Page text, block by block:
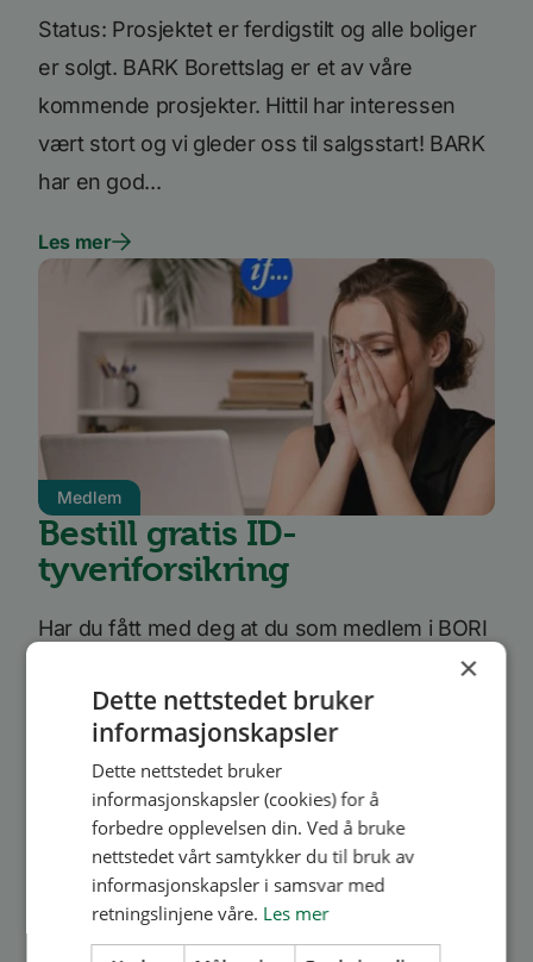
Status: Prosjektet er ferdigstilt og alle boliger
er solgt. BARK Borettslag er et av våre
kommende prosjekter. Hittil har interessen
vært stort og vi gleder oss til salgsstart! BARK
har en god...
Les mer
Medlem
Bestill gratis ID-
tyveriforsikring
Har du fått med deg at du som medlem i BORI
får gratis ID-tyveriforsikring? Identitets-tyveri
og svindel blir stadig mer vanlig og
utspekulert. I verste fall kan det føre til at du
blir holdt an...
Les mer
×
Dette nettstedet bruker
informasjonskapsler
Dette nettstedet bruker
informasjonskapsler (cookies) for å
forbedre opplevelsen din. Ved å bruke
nettstedet vårt samtykker du til bruk av
informasjonskapsler i samsvar med
retningslinjene våre. Les mer